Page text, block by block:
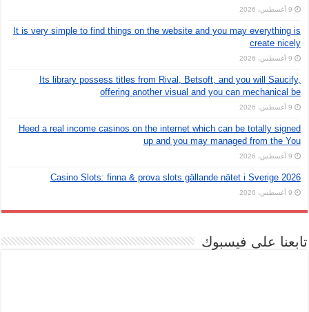
9 أغسطس، 2026
It is very simple to find things on the website and you may everything is
create nicely
9 أغسطس، 2026
Its library possess titles from Rival, Betsoft, and you will Saucify,
offering another visual and you can mechanical be
9 أغسطس، 2026
Heed a real income casinos on the internet which can be totally signed
up and you may managed from the You
9 أغسطس، 2026
Casino Slots: finna & prova slots gällande nätet i Sverige 2026
9 أغسطس، 2026
تابعنا على فيسبوك